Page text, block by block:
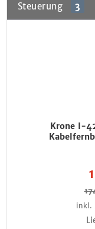
Steuerung 3
Krone I-
inkl.